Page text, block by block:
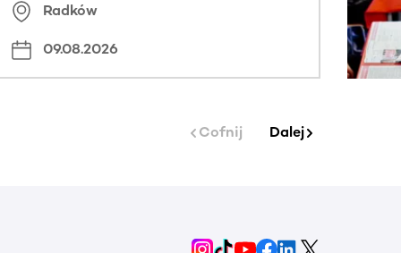
Radków
09.08.2026
Cofnij Dalej